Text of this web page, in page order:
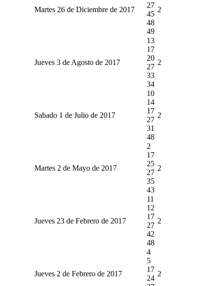
Martes 26 de Diciembre de 2017
27
45
48
49
2
Jueves 3 de Agosto de 2017
13
17
20
27
33
34
2
Sabado 1 de Julio de 2017
10
14
17
27
31
48
2
Martes 2 de Mayo de 2017
2
17
25
27
35
43
2
Jueves 23 de Febrero de 2017
11
12
17
27
42
48
2
Jueves 2 de Febrero de 2017
4
5
17
24
2